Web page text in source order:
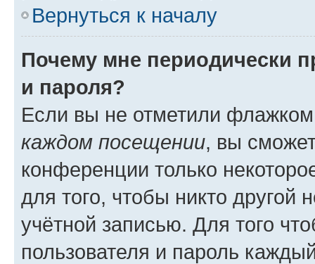
Вернуться к началу
Почему мне периодически
и пароля?
Если вы не отметили
каждом посещении, вы
конференции только
для того, чтобы никто другой
учётной записью. Для того
пользователя и пароль